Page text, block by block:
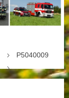
P5040009